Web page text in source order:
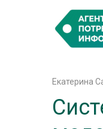
Екатерина